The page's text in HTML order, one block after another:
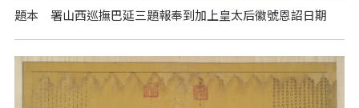
題本 署山西巡撫巴延三題報奉到加上皇太后徽號恩詔日期